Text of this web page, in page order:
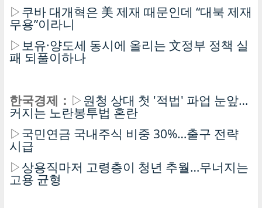
▷쿠바 대개혁은 美 제재 때문인데 “대북 제재
무용”이라니
▷보유·양도세 동시에 올리는 文정부 정책 실
패 되풀이하나
한국경제： ▷원청 상대 첫 '적법' 파업 눈앞…
커지는 노란봉투법 혼란
▷국민연금 국내주식 비중 30%…출구 전략
시급
▷상용직마저 고령층이 청년 추월…무너지는
고용 균형